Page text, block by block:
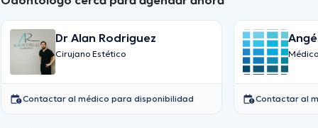
Dr Alan Rodriguez
Cirujano Estético
Contactar al médico para disponibilidad Contactar al